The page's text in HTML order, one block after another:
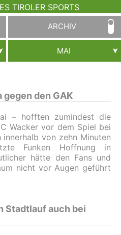
TIROLER SPORTS
ARCHIV
MAI
gegen den GAK
– hofften zumindest die
Wacker vor dem Spiel bei
von zehn Minuten
Funken Hoffnung in
hätte den Fans und
nicht vor Augen geführt
Stadtlauf auch bei